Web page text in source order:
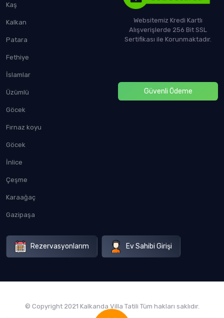
Kaş
Kalkan
Patara
Fethiye
İslamlar
Üzümlü
Göcek
Fırnaz koyu
Göcek
İnlice
Çeşme
Karaağaç
Gazipaşa
Websitemiz Kredi Kartlı
Alışverişlerde 256 Bit SSL
Sertifikası ile Korunmaktadır.
Güvenli Ödeme
Rezervasyonlarım Ev Sahibi Girişi
© Copyright 2021 Kalkanda Villa Tatili Tüm hakları saklıdır.